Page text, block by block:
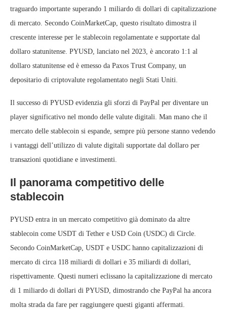
traguardo importante superando 1 miliardo di dollari di capitalizzazione
di mercato. Secondo CoinMarketCap, questo risultato dimostra il
crescente interesse per le stablecoin regolamentate e supportate dal
dollaro statunitense. PYUSD, lanciato nel 2023, è ancorato 1:1 al
dollaro statunitense ed è emesso da Paxos Trust Company, un
depositario di criptovalute regolamentato negli Stati Uniti.
Il successo di PYUSD evidenzia gli sforzi di PayPal per diventare un
player significativo nel mondo delle valute digitali. Man mano che il
mercato delle stablecoin si espande, sempre più persone stanno vedendo
i vantaggi dell’utilizzo di valute digitali supportate dal dollaro per
transazioni quotidiane e investimenti.
Il panorama competitivo delle
stablecoin
PYUSD entra in un mercato competitivo già dominato da altre
stablecoin come USDT di Tether e USD Coin (USDC) di Circle.
Secondo CoinMarketCap, USDT e USDC hanno capitalizzazioni di
mercato di circa 118 miliardi di dollari e 35 miliardi di dollari,
rispettivamente. Questi numeri eclissano la capitalizzazione di mercato
di 1 miliardo di dollari di PYUSD, dimostrando che PayPal ha ancora
molta strada da fare per raggiungere questi giganti affermati.